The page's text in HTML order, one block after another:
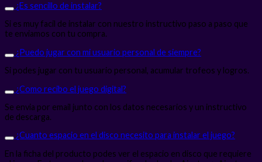
¿Es sencillo de instalar?
Si es muy facil de instalar con nuestro instructivo paso a paso que
te enviamos con tu compra.
¿Puedo jugar con mi usuario personal de siempre?
Si podes jugar con tu usuario personal, acumular trofeos y logros.
¿Como recibo el juego digital?
Se envia por email junto con los datos necesarios y un instructivo
de descarga.
¿Cuanto espacio en el disco necesito para instalar el juego?
En la ficha del producto podes ver el espacio en disco que requiere